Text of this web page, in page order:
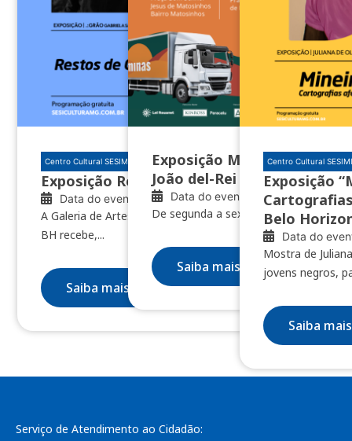
Centro Cultural SESIMINAS BH
Exposição Restos de clareúme
Data do evento: 10/07/2026
A Galeria de Artes do Centro Cultural SESIMINAS
BH recebe,...
Saiba mais
Exposição Minas das Minas
João del-Rei e Nazareno
Data do evento: 04/08/2026
De segunda a sexta, das 8h às 18h
Saiba mais
Centro Cultural
Exposição
Belo
Data do
Mostra de
jovens negros,
Saiba mais
Serviço de Atendimento ao Cidadão: